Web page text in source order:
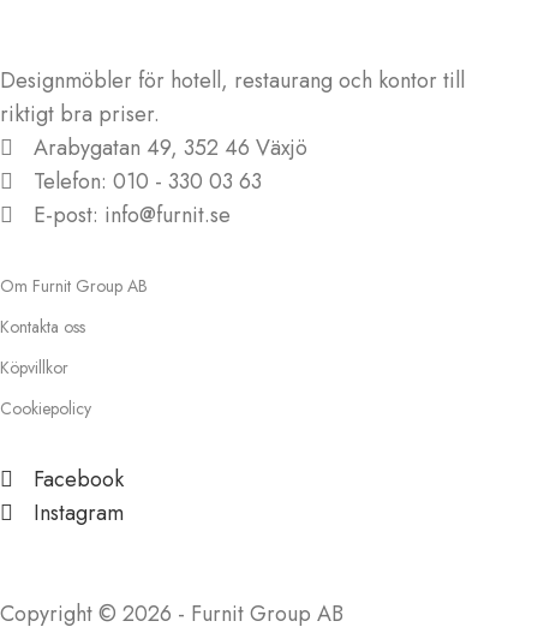
Designmöbler för hotell, restaurang och kontor till
riktigt bra priser.
Arabygatan 49, 352 46 Växjö
Telefon: 010 - 330 03 63
E-post: info@furnit.se
Om Furnit Group AB
Kontakta oss
Köpvillkor
Cookiepolicy
Facebook
Instagram
Copyright © 2026 - Furnit Group AB